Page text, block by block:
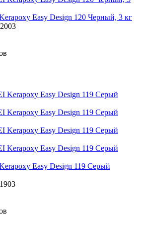
Easy Design 120 Черный, 3 кг
Easy Design 119 Серый